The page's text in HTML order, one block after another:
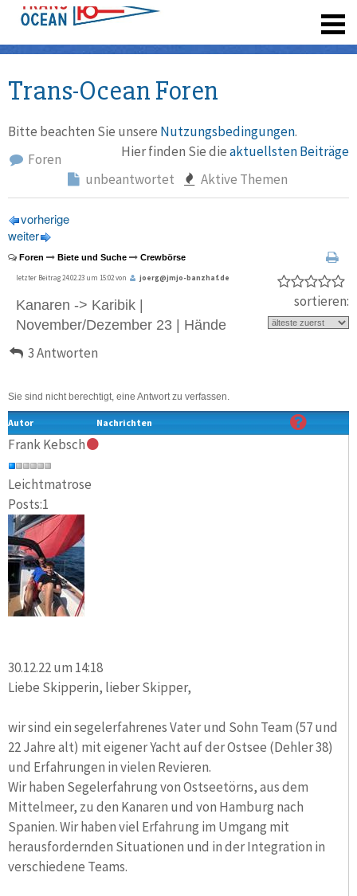
Trans-Ocean Foren
Bitte beachten Sie unsere Nutzungsbedingungen.
Hier finden Sie dieaktuellsten Beiträge
Foren
unbeantwortet
Aktive Themen
vorherige
weiter
Foren Biete und Suche Crewbörse
letzter Beitrag 24.02.23 um 15:02 von joerg@jmjo-banzhaf.de
Kanaren -> Karibik |
November/Dezember 23 | Hände
3 Antworten
sortieren:
Sie sind nicht berechtigt, eine Antwort zu verfassen.
Autor Nachrichten
Frank Kebsch
Leichtmatrose
Posts:1
30.12.22 um 14:18
Liebe Skipperin, lieber Skipper,
wir sind ein segelerfahrenes Vater und Sohn Team (57 und
22 Jahre alt) mit eigener Yacht auf der Ostsee (Dehler 38)
und Erfahrungen in vielen Revieren.
Wir haben Segelerfahrung von Ostseetörns, aus dem
Mittelmeer, zu den Kanaren und von Hamburg nach
Spanien. Wir haben viel Erfahrung im Umgang mit
herausfordernden Situationen und in der Integration in
verschiedene Teams.